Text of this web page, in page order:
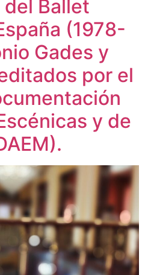
Ballet
(1978-
Gades y
por el
y de